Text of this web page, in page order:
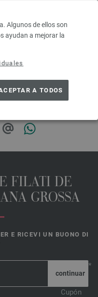
Algunos de ellos son
ayudan a mejorar la
A TODOS
Precio base: 75,60 € / kg
FILATI DE
GROSSA
E RICEVI UN BUONO DI
*
Cupón